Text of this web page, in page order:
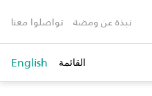
نبذة عن ومضة تواصلوا معنا
القائمة English